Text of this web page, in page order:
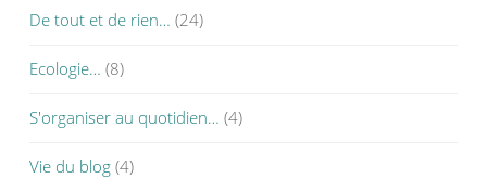
De tout et de rien… (24)
Ecologie… (8)
S'organiser au quotidien… (4)
Vie du blog (4)